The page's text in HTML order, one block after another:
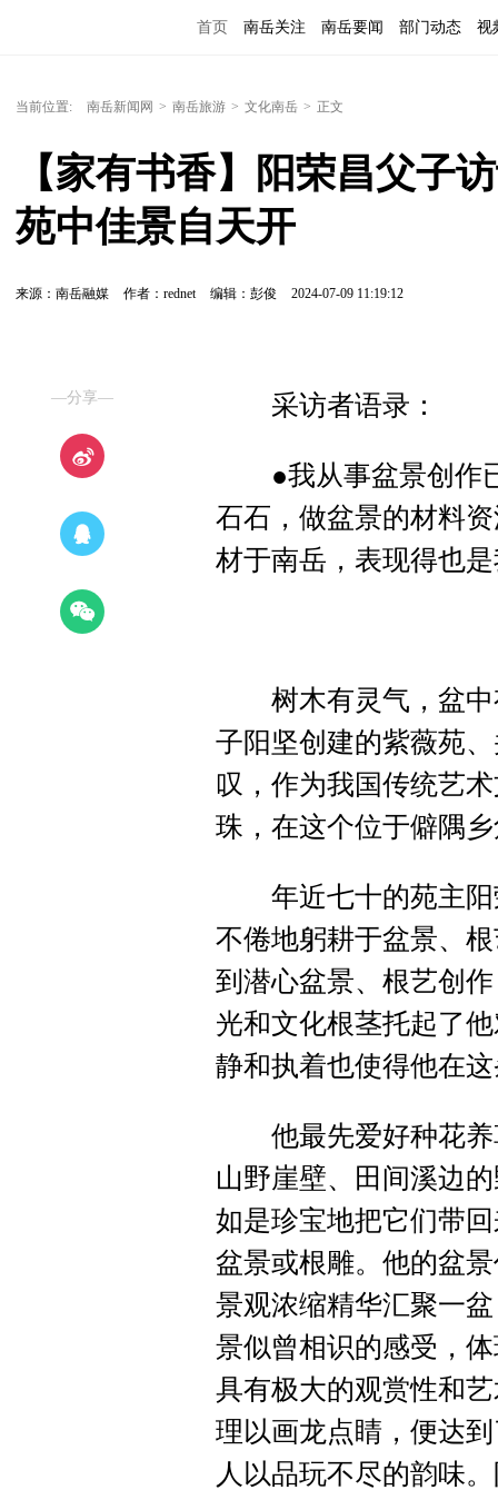
首页 南岳关注 南岳要闻 部门动态 视
当前位置: 南岳新闻网 > 南岳旅游 > 文化南岳 > 正文
【家有书香】阳荣昌父子
苑中佳景自天开
来源：南岳融媒 作者：rednet 编辑：彭俊 2024-07-09 11:19:12
—分享— 采访者语录：
●我从事盆景创作已
石石，做盆景的材料
材于南岳，表现得也
树木有灵气，盆中
子阳坚创建的紫薇苑
叹，作为我国传统艺
珠，在这个位于僻隅
年近七十的苑主阳
不倦地躬耕于盆景、
到潜心盆景、根艺创
光和文化根茎托起了
静和执着也使得他在
他最先爱好种花养
山野崖壁、田间溪边
如是珍宝地把它们带
盆景或根雕。他的盆
景观浓缩精华汇聚一
景似曾相识的感受，
具有极大的观赏性和
理以画龙点睛，便达
人以品玩不尽的韵味